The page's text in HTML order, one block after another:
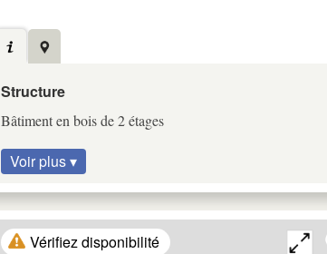
Structure
Bâtiment en bois de 2 étages
Voir plus ▾
Vérifiez disponibilité